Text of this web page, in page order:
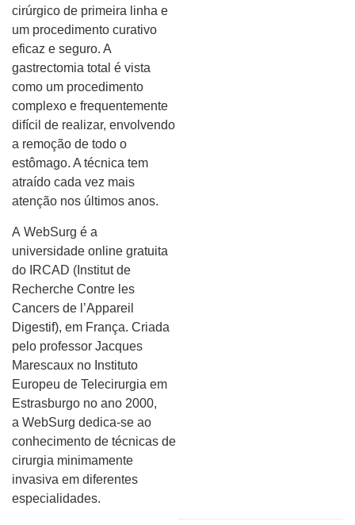
cirúrgico de primeira linha e
um procedimento curativo
eficaz e seguro. A
gastrectomia total é vista
como um procedimento
complexo e frequentemente
difícil de realizar, envolvendo
a remoção de todo o
estômago. A técnica tem
atraído cada vez mais
atenção nos últimos anos.
A WebSurg é a
universidade online gratuita
do IRCAD (Institut de
Recherche Contre les
Cancers de l’Appareil
Digestif), em França. Criada
pelo professor Jacques
Marescaux no Instituto
Europeu de Telecirurgia em
Estrasburgo no ano 2000,
a WebSurg dedica-se ao
conhecimento de técnicas de
cirurgia minimamente
invasiva em diferentes
especialidades.